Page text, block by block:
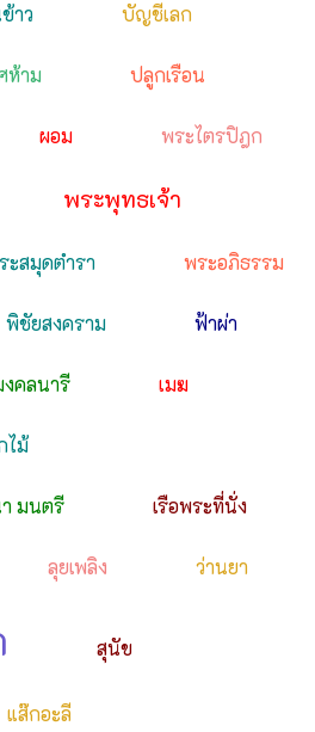
าว บัญชีเลก
ห้าม ปลูกเรือน
ผอม พระไตรปิฎก
พระพุทธเจ้า
ะสมุดตำรา พระอภิธรรม
พิชัยสงคราม ฟ้าผ่า
คลนารี เมฆ
ไม้
า มนตรี เรือพระที่นั่ง
ลุยเพลิง ว่านยา
สุนัข
แส๊กอะลี